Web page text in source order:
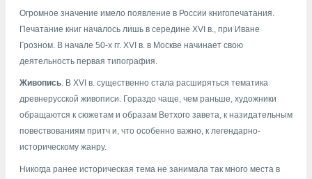
Огромное значение имело появление в России книгопечатания.
Печатание книг началось лишь в середине XVI в., при Иване
Грозном. В начале 50-х гг. XVI в. в Москве начинает свою
деятельность первая типография.
Живопись. В XVI в. существенно стала расширяться тематика
древнерусской живописи. Гораздо чаще, чем раньше, художники
обращаются к сюжетам и образам Ветхого завета, к назидательным
повествованиям притч и, что особенно важно, к легендарно-
историческому жанру.
Никогда ранее историческая тема не занимала так много места в